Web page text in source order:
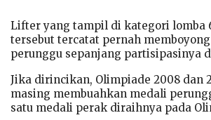
Lifter yang tampil di kategori lomba
tersebut tercatat pernah
perunggu sepanjang partisipasinya
Jika dirincikan, Olimpiade 2008 dan
masing membuahkan medali
satu medali perak diraihnya pada